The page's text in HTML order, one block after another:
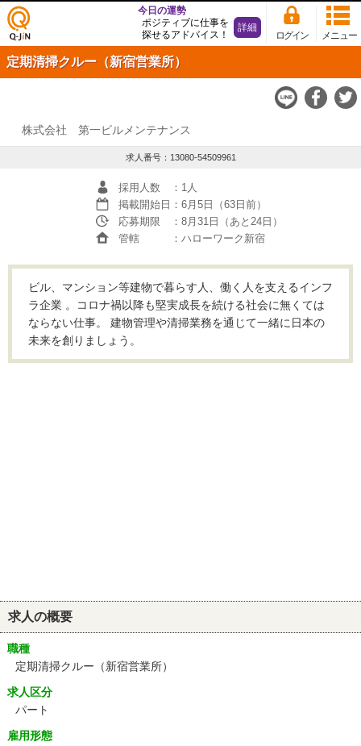
仕事
探し
の求
Q-JiN
メニュー
ログイン
今日の運勢
ポジティブに仕事を
探せるアドバイス！
詳細
定期清掃クルー（新宿営業所）
株式会社 第一ビルメンテナンス
求人番号：13080-54509961
採用人数
：1人
掲載開始日 ：6月5日（63日前）
応募期限
：8月31日（あと24日）
管轄
：ハローワーク新宿
ビル、マンション等建物で暮らす人、働く人を支えるインフ
ラ企業 。コロナ禍以降も堅実成長を続ける社会に無くては
ならない仕事。 建物管理や清掃業務を通じて一緒に日本の
未来を創りましょう。
求人の概要
職種
定期清掃クルー（新宿営業所）
求人区分
パート
雇用形態